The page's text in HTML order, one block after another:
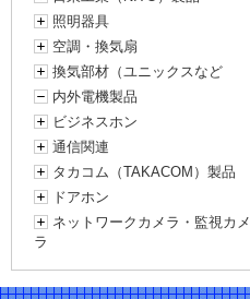
照明器具
空調・換気扇
換気部材（ユニックスなど
内外電機製品
ビジネスホン
通信関連
タカコム（TAKACOM）製品
ドアホン
ネットワークカメラ・監視カメ
ラ